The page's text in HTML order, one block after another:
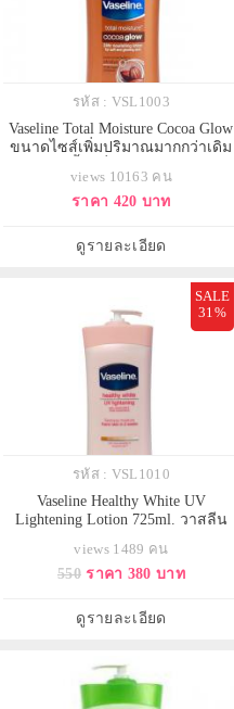
รหัส : VSL1003
Vaseline Total Moisture Cocoa Glow
ขนาดไซส์เพิ่มปริมาณมากกว่าเดิม
วาสลีน โลชั่นวาสลีนโกโก้เหมาะ
สำหรับผิวแห้ง และคนที่ต้องการเติม
กร้านจากมลภาวะและแสงแดด ควร
ใช้ตัวนี้ ผิวจะโกลวขึ
views 10163 คน
ราคา 420 บาท
ดูรายละเอียด
SALE
31%
รหัส : VSL1010
Vaseline Healthy White UV
Lightening Lotion 725ml. วาสลีน
เทคโนโลยีSkin Illuminating
Mineralsช่วยกระจายแสงบนผิวทำให้
ผิวสำหรับผิวคล้ำสีผิวไม่สม่ำเสมอ
หรือมีจุดด่างดำช่วยให้ผิวดูกระจ่าง
views 1489 คน
550 ราคา 380 บาท
ดูรายละเอียด